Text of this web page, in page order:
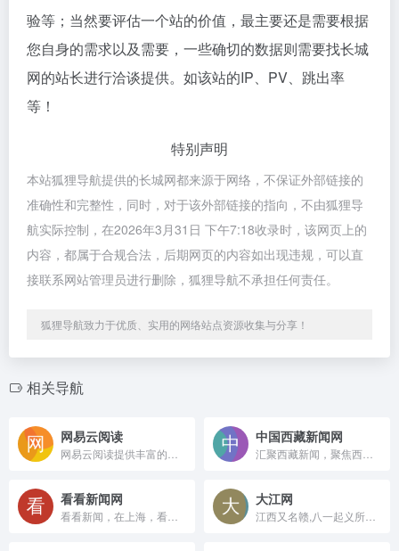
验等；当然要评估一个站的价值，最主要还是需要根据
您自身的需求以及需要，一些确切的数据则需要找长城
网的站长进行洽谈提供。如该站的IP、PV、跳出率
等！
特别声明
本站狐狸导航提供的长城网都来源于网络，不保证外部链接的
准确性和完整性，同时，对于该外部链接的指向，不由狐狸导
航实际控制，在2026年3月31日 下午7:18收录时，该网页上的
内容，都属于合规合法，后期网页的内容如出现违规，可以直
接联系网站管理员进行删除，狐狸导航不承担任何责任。
狐狸导航致力于优质、实用的网络站点资源收集与分享！
相关导航
网易云阅读 中国西藏新闻网
看看新闻网 大江网